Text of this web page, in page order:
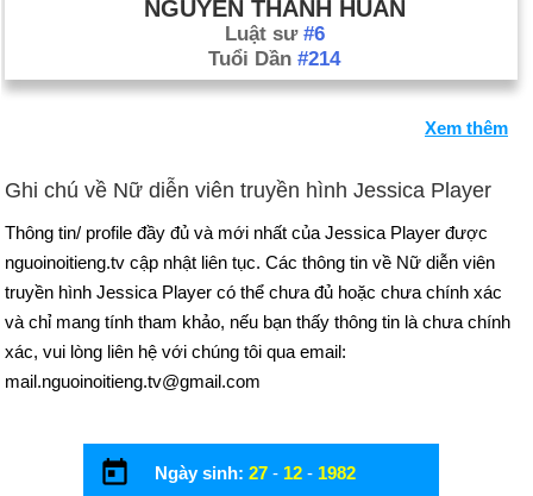
NGUYỄN THÀNH HUÂN
Luật sư #6
Tuổi Dần #214
Xem thêm
Ghi chú về Nữ diễn viên truyền hình Jessica Player
Thông tin/ profile đầy đủ và mới nhất của Jessica Player được
nguoinoitieng.tv cập nhật liên tục. Các thông tin về Nữ diễn viên
truyền hình Jessica Player có thể chưa đủ hoặc chưa chính xác
và chỉ mang tính tham khảo, nếu bạn thấy thông tin là chưa chính
xác, vui lòng liên hệ với chúng tôi qua email:
mail.nguoinoitieng.tv@gmail.com
Ngày sinh: 27 - 12 - 1982